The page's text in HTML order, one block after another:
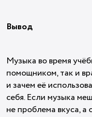
Вывод
Музыка во время
помощником, так и
и зачем её
себя. Если музыка
не проблема вкуса, а